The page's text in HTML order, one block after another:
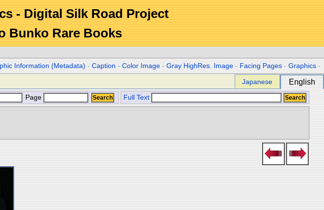
- Digital Silk Road Project
Bunko Rare Books
Information (Metadata) -Caption -Color Image -Gray HighRes. Image - Facing Pages -Graphics -
Japanese English
Page Full Text